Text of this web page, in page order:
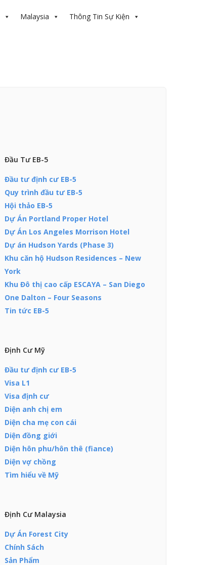
Malaysia Thông Tin Sự Kiện
Đầu Tư EB-5
Đầu tư định cư EB-5
Quy trình đầu tư EB-5
Hội thảo EB-5
Dự Án Portland Proper Hotel
Dự Án Los Angeles Morrison Hotel
Dự án Hudson Yards (Phase 3)
Khu căn hộ Hudson Residences – New
York
Khu Đô thị cao cấp ESCAYA – San Diego
One Dalton – Four Seasons
Tin tức EB-5
Định Cư Mỹ
Đầu tư định cư EB-5
Visa L1
Visa định cư
Diện anh chị em
Diện cha mẹ con cái
Diện đồng giới
Diện hôn phu/hôn thê (fiance)
Diện vợ chồng
Tìm hiểu về Mỹ
Định Cư Malaysia
Dự Án Forest City
Chính Sách
Sản Phẩm